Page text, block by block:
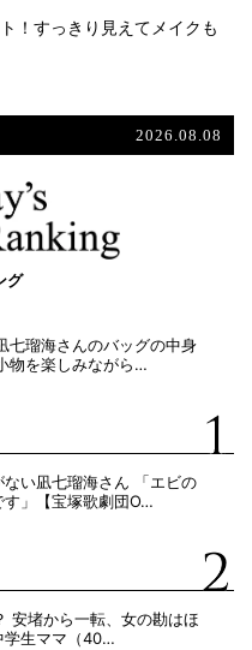
！すっきり見えてメイクも
2026.08.08
グ
七瑠海さんのバッグの中身
物を楽しみながら…
い凪七瑠海さん 「エビの
す」【宝塚歌劇団O…
安堵から一転、女の勘はほ
学生ママ（40…